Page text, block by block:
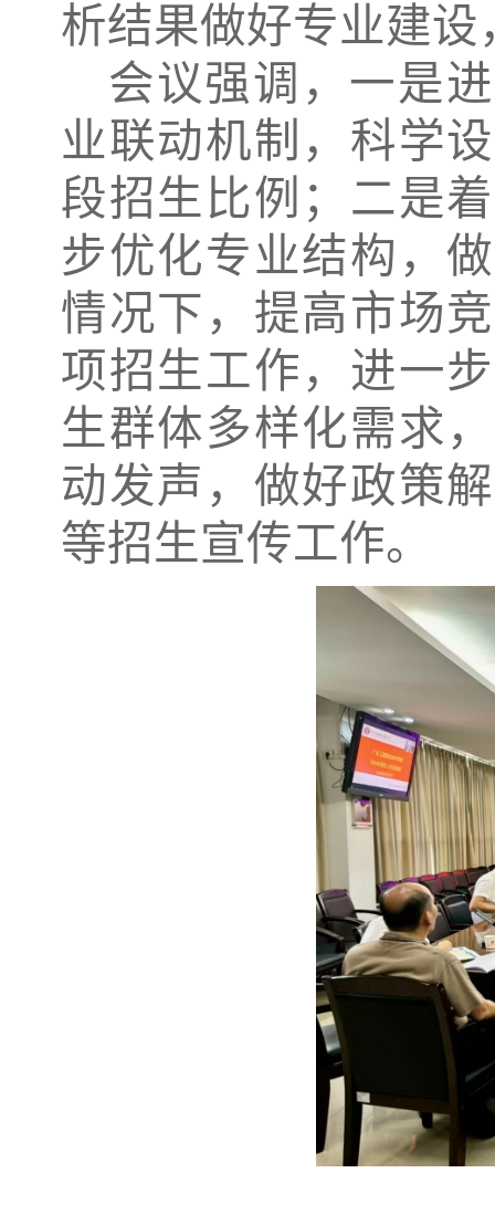
析结果做好专业建
会议强调，一是
业联动机制，科学
段招生比例； 二是
步优化专业结构，
情况下，提高市场
项招生工作， 进一步
生群体多样化需求
动发声，做好政策
等招生宣传工作。